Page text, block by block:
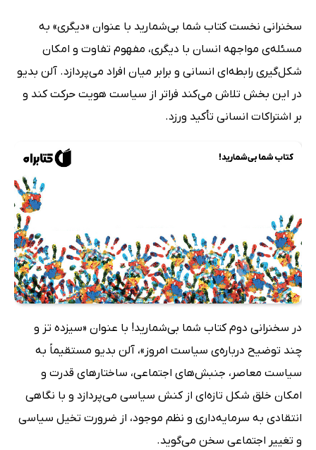
سخنرانی نخست کتاب شما بی‌شمارید با عنوان «دیگری» به
مسئله‌ی مواجهه انسان با دیگری، مفهوم تفاوت و امکان
شکل‌گیری رابطه‌ای انسانی و برابر میان افراد می‌پردازد. آلن بدیو
در این بخش تلاش می‌کند فراتر از سیاست هویت حرکت کند و
بر اشتراکات انسانی تأکید ورزد.
در سخنرانی دوم کتاب شما بی‌شمارید! با عنوان «سیزده تز و
چند توضیح درباره‌ی سیاست امروز»، آلن بدیو مستقیماً به
سیاست معاصر، جنبش‌های اجتماعی، ساختارهای قدرت و
امکان خلق شکل تازه‌ای از کنش سیاسی می‌پردازد و با نگاهی
انتقادی به سرمایه‌داری و نظم موجود، از ضرورت تخیل سیاسی
و تغییر اجتماعی سخن می‌گوید.